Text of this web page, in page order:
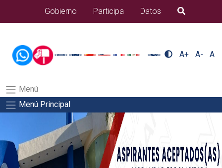
aspirantes/plantilla_tecnmSalida del comando:
Gobierno Participa Datos B�squeda
A+ A- A
Menú
Menú Principal